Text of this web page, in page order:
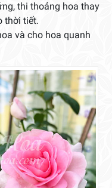
thi thoảng hoa thay
thời tiết.
và cho hoa quanh